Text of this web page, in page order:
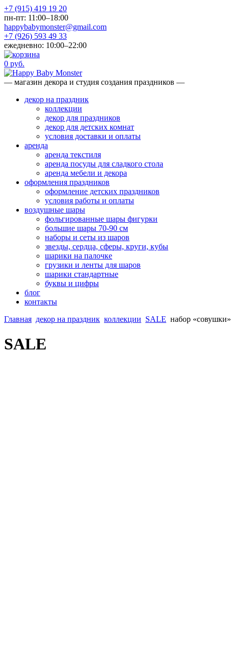
+7 (915) 419 19 20
пн-пт: 11:00–18:00
happybabymonster@gmail.com
+7 (926) 593 49 33
ежедневно: 10:00–22:00
0 руб.
— магазин декора и студия создания праздников —
декор на праздник
коллекции
декор для праздников
декор для детских комнат
условия доставки и оплаты
аренда
аренда текстиля
аренда посуды для сладкого стола
аренда мебели и декора
оформления праздников
оформление детских праздников
условия работы и оплаты
воздушные шары
фольгированные шары фигурки
большие шары 70-90 см
наборы и сеты из шаров
звезды, сердца, сферы, круги, кубы
шарики на палочке
грузики и ленты для шаров
шарики стандартные
буквы и цифры
блог
контакты
Главная декор на праздник коллекции SALE набор «совушки»
SALE